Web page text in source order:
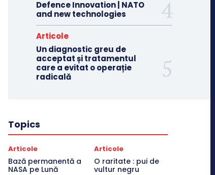
Defence Innovation | NATO
and new technologies
Articole
Un diagnostic greu de
acceptat și tratamentul
care a evitat o operație
radicală
Topics
Articole
Bază permanentă a
NASA pe Lună
Articole
O raritate : pui de
vultur negru